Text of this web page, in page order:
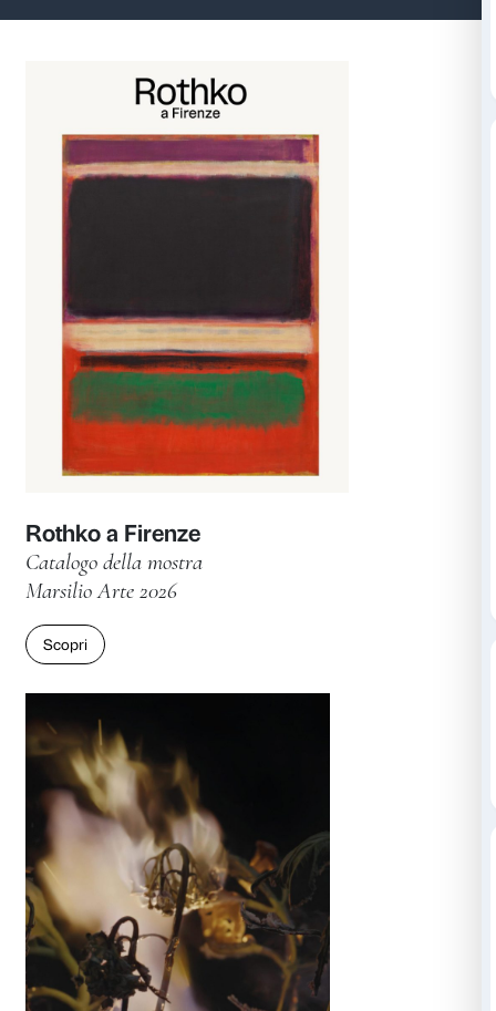
Cataloghi e libri
Rothko a Firenze
Catalogo della mostra
Marsilio Arte 2026